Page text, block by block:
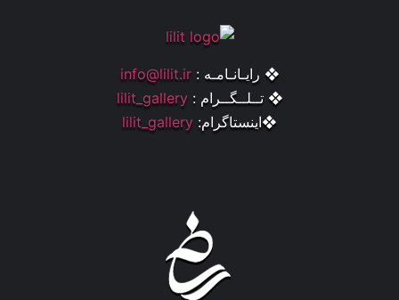
❖ رایـانـامـه : info@lilit.ir
❖ تــلــگــرام : lilit_gallery
❖اینستاگرام: lilit_gallery